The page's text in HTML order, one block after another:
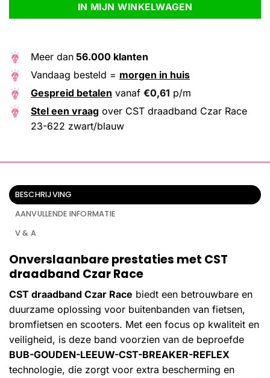
IN MIJN WINKELWAGEN
Meer dan 56.000 klanten
Vandaag besteld = morgen in huis
Gespreid betalen vanaf €0,61 p/m
Stel een vraag over CST draadband Czar Race
23-622 zwart/blauw
BESCHRIJVING
AANVULLENDE INFORMATIE
V & A
Onverslaanbare prestaties met CST
draadband Czar Race
CST draadband Czar Race biedt een betrouwbare en
duurzame oplossing voor buitenbanden van fietsen,
bromfietsen en scooters. Met een focus op kwaliteit en
veiligheid, is deze band voorzien van de beproefde
BUB-GOUDEN-LEEUW-CST-BREAKER-REFLEX
technologie, die zorgt voor extra bescherming en